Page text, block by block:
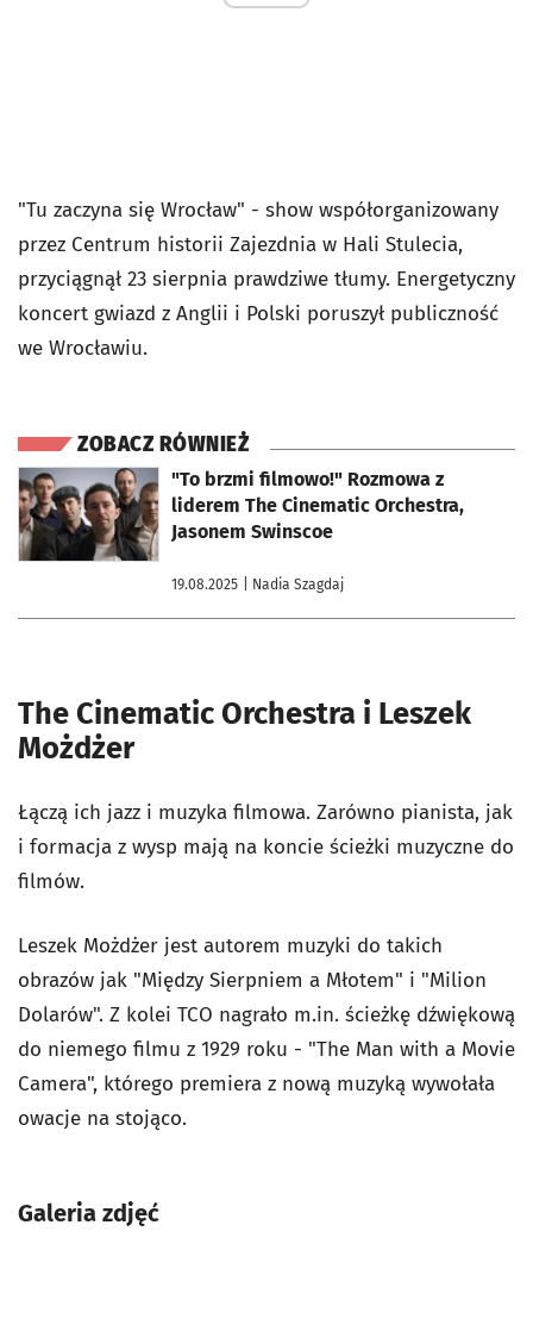
"Tu zaczyna się Wrocław" - show współorganizowany
przez Centrum historii Zajezdnia w Hali Stulecia,
przyciągnął 23 sierpnia prawdziwe tłumy. Energetyczny
koncert gwiazd z Anglii i Polski poruszył publiczność
we Wrocławiu.
ZOBACZ RÓWNIEŻ
"To brzmi filmowo!" Rozmowa z
liderem The Cinematic Orchestra,
Jasonem Swinscoe
19.08.2025 | Nadia Szagdaj
otworzy się w nowej karcie
The Cinematic Orchestra i Leszek
Możdżer
Łączą ich jazz i muzyka filmowa. Zarówno pianista, jak
i formacja z wysp mają na koncie ścieżki muzyczne do
filmów.
Leszek Możdżer jest autorem muzyki do takich
obrazów jak "Między Sierpniem a Młotem" i "Milion
Dolarów". Z kolei TCO nagrało m.in. ścieżkę dźwiękową
do niemego filmu z 1929 roku - "The Man with a Movie
Camera", którego premiera z nową muzyką wywołała
owacje na stojąco.
Galeria zdjęć